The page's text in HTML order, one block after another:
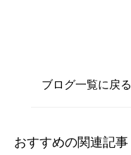
ブログ一覧に戻る
おすすめの関連記事